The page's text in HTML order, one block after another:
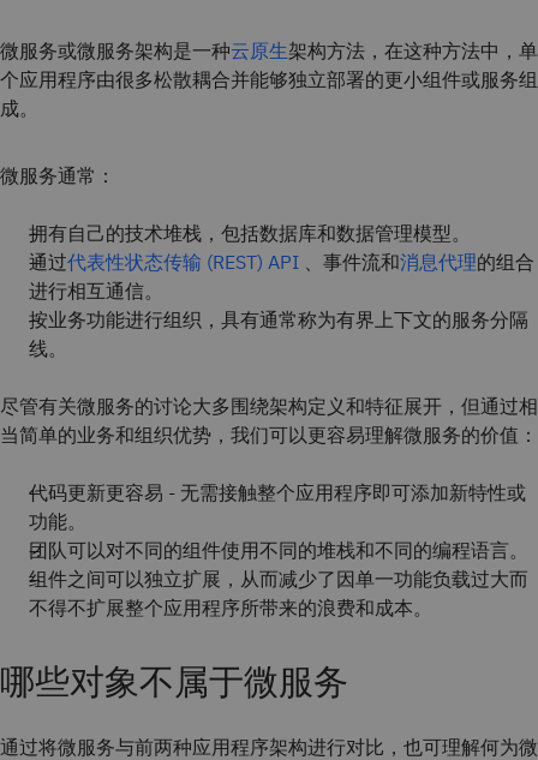
微服务或微服务架构是一种云原生架构方法，在这种方法中，单
个应用程序由很多松散耦合并能够独立部署的更小组件或服务组
成。
微服务通常：
拥有自己的技术堆栈，包括数据库和数据管理模型。
通过代表性状态传输 (REST) API 、事件流和消息代理的组合
进行相互通信。
按业务功能进行组织，具有通常称为有界上下文的服务分隔
线。
尽管有关微服务的讨论大多围绕架构定义和特征展开，但通过相
当简单的业务和组织优势，我们可以更容易理解微服务的价值：
代码更新更容易 - 无需接触整个应用程序即可添加新特性或
功能。
团队可以对不同的组件使用不同的堆栈和不同的编程语言。
组件之间可以独立扩展，从而减少了因单一功能负载过大而
不得不扩展整个应用程序所带来的浪费和成本。
哪些对象不属于微服务
通过将微服务与前两种应用程序架构进行对比，也可理解何为微